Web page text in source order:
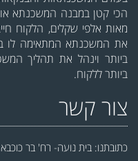
הכי קטן במבנה המשכנתא או
מאות אלפי שקלים, הלקוח
את המשכנתא המתאימה לו
ביותר וינהל את תהליך
ביותר ללקוח.
צור קשר
כתובתנו: בית נועה- רח' בר כוכבא 16,מתחם בסר ,בני ברק